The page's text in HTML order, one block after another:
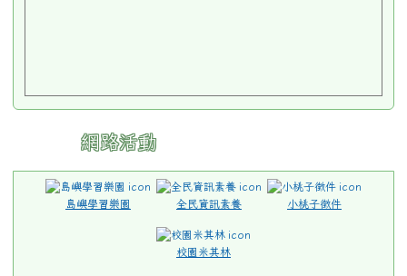
網路活動
島嶼學習樂園 全民資訊素養 小桃子徵件
校園米其林